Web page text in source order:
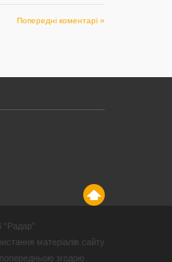
Попередні коментарі »
“Радар”
матеріалів сайту
згодою